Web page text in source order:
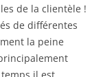
de la clientèle !
de différentes
la peine
il est